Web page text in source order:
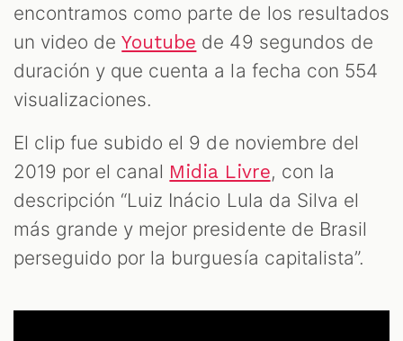
encontramos como parte de los resultados
un video deYoutube de 49 segundos de
duración y que cuenta a la fecha con 554
visualizaciones.
El clip fue subido el 9 de noviembre del
2019 por el canal Midia Livre, con la
descripción “Luiz Inácio Lula da Silva el
más grande y mejor presidente de Brasil
perseguido por la burguesía capitalista”.